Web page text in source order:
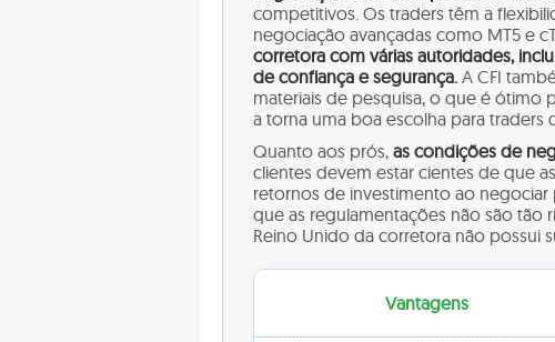
competitivos. Os traders têm a
negociação avançadas como MT5 e
corretora com várias autoridades,
de confiança e segurança. A CFI
materiais de pesquisa, o que é ótimo
a torna uma boa escolha para traders
Quanto aos prós, as condições de
clientes devem estar cientes de que
retornos de investimento ao
que as regulamentações não são tão
Reino Unido da corretora não possui
Vantagens